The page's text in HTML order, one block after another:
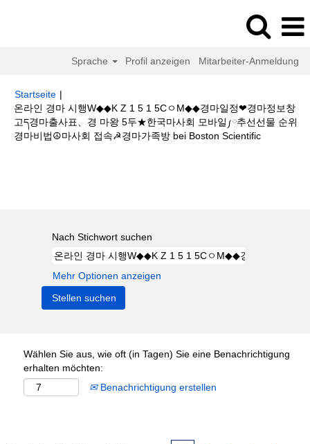
Sprache Profil anzeigen Mitarbeiter-Anmeldung
Startseite |
온라인 경마 시행W◆◆K Z 1 5 1 5CㅇM◆◆경마일정❤경마정보창
고ད경마출사표、경 마왕 5두★한국마사회 모바일༿추선선물 순위
경마비법☮마사회 접속☭경마가족방 bei Boston Scientific(aktuelle
Nach Stichwort suchen
Mehr Optionen anzeigen
Wählen Sie aus, wie oft (in Tagen) Sie eine Benachrichtigung
erhalten möchten:
Benachrichtigung erstellen